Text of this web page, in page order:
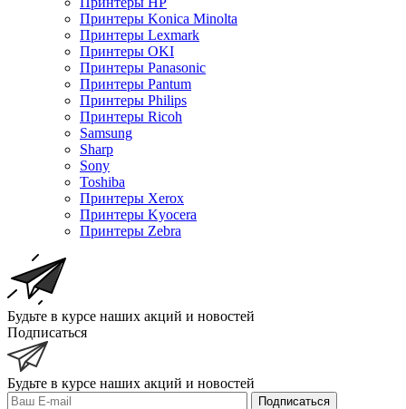
Принтеры Konica Minolta
Принтеры Lexmark
Принтеры OKI
Принтеры Panasonic
Принтеры Pantum
Принтеры Philips
Принтеры Ricoh
Samsung
Sharp
Sony
Toshiba
Принтеры Xerox
Принтеры Kyocera
Принтеры Zebra
Будьте в курсе наших акций и новостей
Подписаться
Будьте в курсе наших акций и новостей
Подписаться